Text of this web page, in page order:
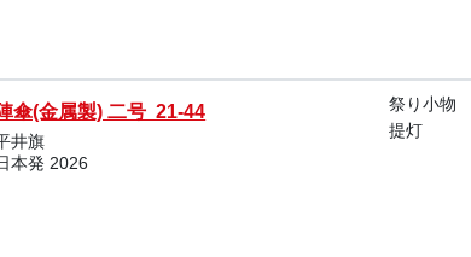
傘(金属製) 二号 21-44
井旗
本発 2026
祭り小物
提灯